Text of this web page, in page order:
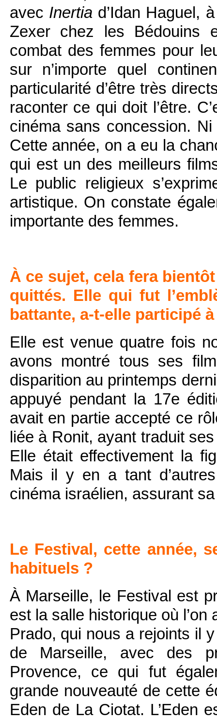
avec Inertiad’Idan Haguel,
Zexer chez les Bédouins
combat des femmes pour
sur n’importe quel
particularité d’être très
raconter ce qui doit l’être.
cinéma sans concession.
Cette année, on a eu la
qui est un des meilleurs
Le public religieux
artistique. On constate
importante des femmes.
À ce sujet, cela fera
quittés. Elle qui fut
battante, a-t-elle participé
Elle est venue quatre fois
avons montré tous ses
disparition au printemps
appuyé pendant la 17e
avait en partie accepté ce
liée à Ronit, ayant traduit
Elle était effectivement la
Mais il y en a tant
cinéma israélien, assurant
Le Festival, cette année,
habituels ?
À Marseille, le Festival est
est la salle historique où
Prado, qui nous a rejoints il
de Marseille, avec des
Provence, ce qui fut
grande nouveauté de cette
Eden de La Ciotat. L’Eden